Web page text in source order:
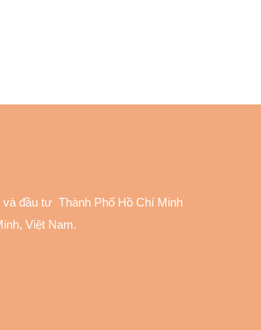
và đầu tư Thành Phố Hồ Chí Minh
Việt Nam.